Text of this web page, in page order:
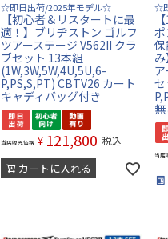
☆即日出荷/2025年モデル☆
【初心者＆リスタートに最
適！】ブリヂストン ゴルフ
ツアーステージ V562II クラ
ブセット 13本組
(1W,3W,5W,4U,5U,6-
P,PS,S,PT) CBTV26 カート
キャディバッグ付き
当店販売価格 ¥ 121,800 税込
カートに入れる
☆
無
当店